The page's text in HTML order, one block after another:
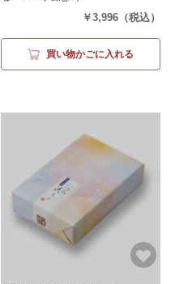
￥3,996 （税込）
買い物かごに入れる